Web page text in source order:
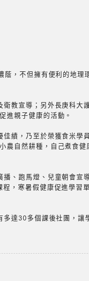
，不但擁有便利的地理
教宣導；另外長庚科大
進親子健康的活動。
績，乃至於榮獲食米學
農自然耕種，自己煮食健
、跑馬燈、兒童朝會宣
，寒暑假健康促進學習
達30多個課後社團，讓